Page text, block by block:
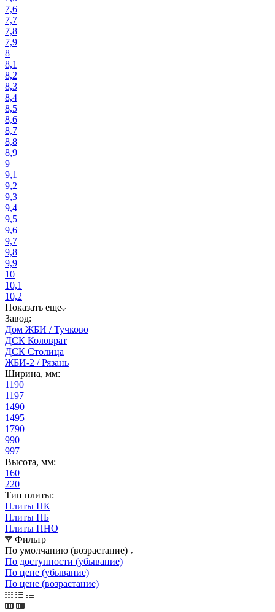
7,6
7,7
7,8
7,9
8
8,1
8,2
8,3
8,4
8,5
8,6
8,7
8,8
8,9
9
9,1
9,2
9,3
9,4
9,5
9,6
9,7
9,8
9,9
10
10,1
10,2
Показать еще
Завод:
Дом ЖБИ / Тучково
ДСК Коловрат
ДСК Столица
ЖБИ-2 / Рязань
Ширина, мм:
1190
1197
1490
1495
1790
990
997
Высота, мм:
160
220
Тип плиты:
Плиты ПК
Плиты ПБ
Плиты ПНО
Фильтр
По умолчанию (возрастание)
По доступности (убывание)
По цене (убывание)
По цене (возрастание)